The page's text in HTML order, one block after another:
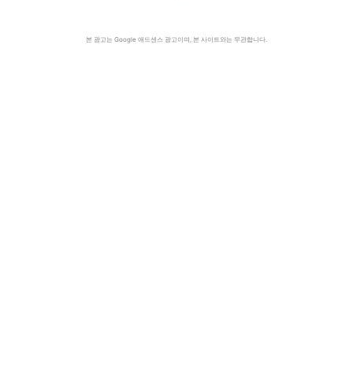
본 광고는 Google 애드센스 광고이며, 본 사이트와는 무관합니다.